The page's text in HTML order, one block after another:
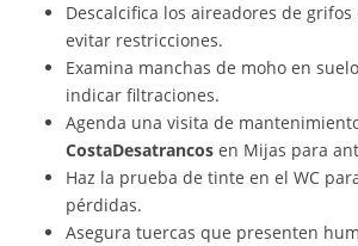
Descalcifica los aireadores de grifos
evitar restricciones.
Examina manchas de moho en
indicar filtraciones.
Agenda una visita de
CostaDesatrancosen Mijas para
Haz la prueba de tinte en el WC
pérdidas.
Asegura tuercas que presenten